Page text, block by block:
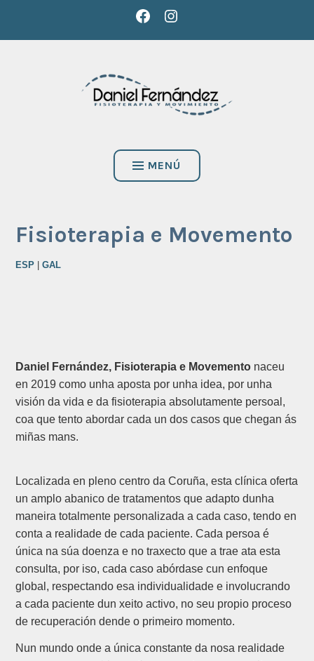
contenido
FISIOTERAPIA Y MOVIMIENTO
FACEBOOKINSTAGRAM
DANIEL FERNÁNDEZ
MENÚ
Fisioterapia e Movemento
ESP |GAL
Daniel Fernández, Fisioterapia e Movemento naceu
en 2019 como unha aposta por unha idea, por unha
visión da vida e da fisioterapia absolutamente persoal,
coa que tento abordar cada un dos casos que chegan ás
miñas mans.
Localizada en pleno centro da Coruña, esta clínica oferta
un amplo abanico de tratamentos que adapto dunha
maneira totalmente personalizada a cada caso, tendo en
conta a realidade de cada paciente. Cada persoa é
única na súa doenza e no traxecto que a trae ata esta
consulta, por iso, cada caso abórdase cun enfoque
global, respectando esa individualidade e involucrando
a cada paciente dun xeito activo, no seu propio proceso
de recuperación dende o primeiro momento.
Nun mundo onde a única constante da nosa realidade